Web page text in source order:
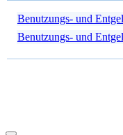
Benutzungs- und
Benutzungs- und